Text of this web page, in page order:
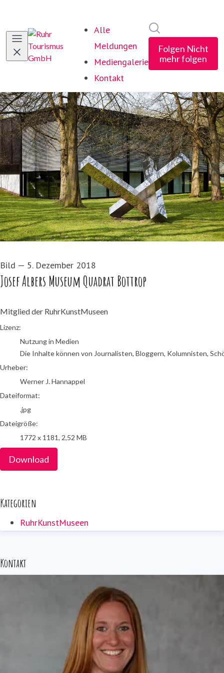
Alle
Meldungen
Mediengalerie
Kontakt
Folgen Nicht
mehr folgen
Bild — 5. Dezember 2018
Josef Albers Museum Quadrat Bottrop
Mitglied der RuhrKunstMuseen
Werner J. Hannappel
Lizenz:
Nutzung in Medien
Die Inhalte können von Journalisten, Bloggern, Kolumnisten,
Urheber:
Werner J. Hannappel
Dateiformat:
.jpg
Dateigröße:
1772 x 1181, 2,52 MB
Download
Kategorien
RuhrKunstMuseen
Kontakt